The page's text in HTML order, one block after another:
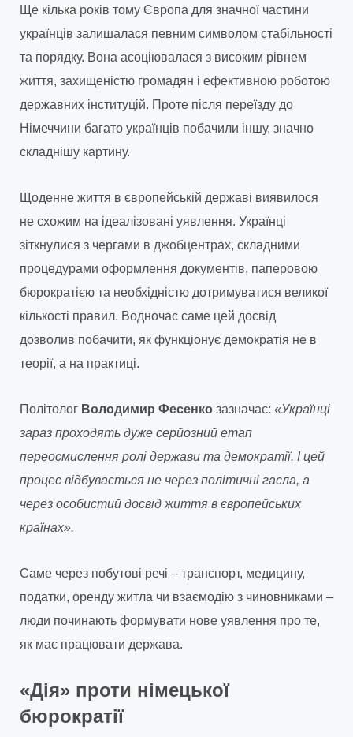
Ще кілька років тому Європа для значної частини
українців залишалася певним символом стабільності
та порядку. Вона асоціювалася з високим рівнем
життя, захищеністю громадян і ефективною роботою
державних інституцій. Проте після переїзду до
Німеччини багато українців побачили іншу, значно
складнішу картину.
Щоденне життя в європейській державі виявилося
не схожим на ідеалізовані уявлення. Українці
зіткнулися з чергами в джобцентрах, складними
процедурами оформлення документів, паперовою
бюрократією та необхідністю дотримуватися великої
кількості правил. Водночас саме цей досвід
дозволив побачити, як функціонує демократія не в
теорії, а на практиці.
Політолог Володимир Фесенко зазначає: «Українці
зараз проходять дуже серйозний етап
переосмислення ролі держави та демократії. І цей
процес відбувається не через політичні гасла, а
через особистий досвід життя в європейських
країнах».
Саме через побутові речі – транспорт, медицину,
податки, оренду житла чи взаємодію з чиновниками –
люди починають формувати нове уявлення про те,
як має працювати держава.
«Дія» проти німецької
бюрократії